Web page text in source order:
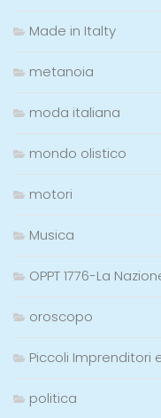
Made in Italty
metanoia
moda italiana
mondo olistico
motori
Musica
OPPT 1776-La
oroscopo
Piccoli Imprenditori
politica